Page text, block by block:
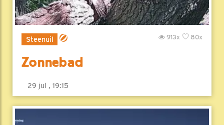
Steenuil 80x
913x
Zonnebad
29 jul , 19:15